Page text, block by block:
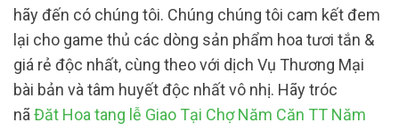
hãy đến có chúng tôi. Chúng chúng tôi cam kết đem
lại cho game thủ các dòng sản phẩm hoa tươi tắn &
giá rẻ độc nhất, cùng theo với dịch Vụ Thương Mại
bài bản và tâm huyết độc nhất vô nhị. Hãy tróc
nã Đăt Hoa tang lễ Giao Tại Chợ Năm Căn TT Năm